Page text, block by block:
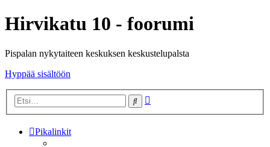
Hirvikatu 10 - foorumi
Pispalan nykytaiteen keskuksen keskustelupalsta
Hyppää sisältöön
Etsi
Pikalinkit